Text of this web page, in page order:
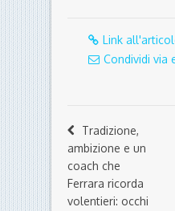
Link
Condividi via
Tradizione,
ambizione e un
coach che
Ferrara ricorda
volentieri: occhi